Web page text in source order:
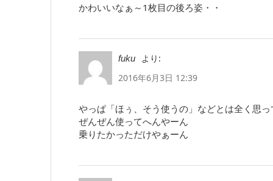
かわいいなぁ～1枚目の後ろ姿・・
fuku
より:
2016年6月3日 12:39
やっぱ「ほぅ、そう使うの」などとは全く思
ぜんぜん使ってへんやーん
乗りたかっただけやぁーん